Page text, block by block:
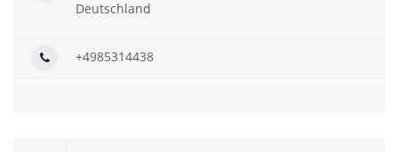
Deutschland
+4985314438